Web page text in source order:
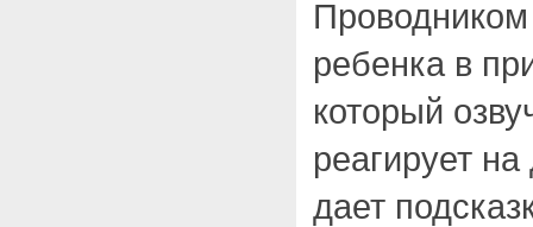
ребенка в
который
реагирует
дает